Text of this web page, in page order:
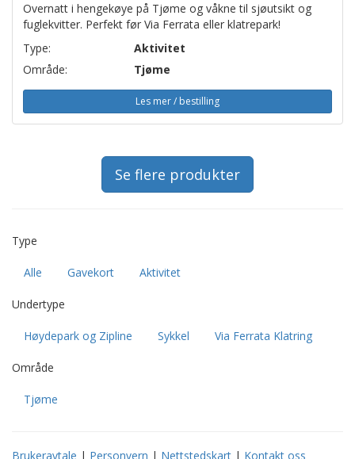
Overnatt i hengekøye på Tjøme og våkne til sjøutsikt og
fuglekvitter. Perfekt før Via Ferrata eller klatrepark!
Type:
Aktivitet
Område:
Tjøme
Les mer / bestilling
Se flere produkter
Type
Alle Gavekort Aktivitet
Undertype
Høydepark og Zipline Sykkel Via Ferrata Klatring
Område
Tjøme
Brukeravtale | Personvern | Nettstedskart | Kontakt oss